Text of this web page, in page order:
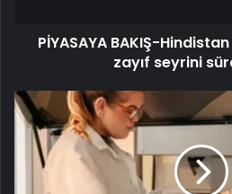
PİYASAYA BAKIŞ-
zayıf seyrini